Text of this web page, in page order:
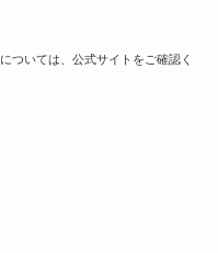
ついては、公式サイトをご確認く